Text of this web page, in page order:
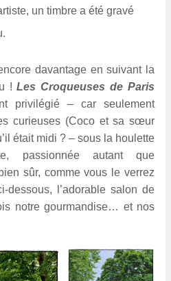
un timbre a été gravé
davantage en suivant la
!Les Croqueuses de Paris
privilégié – car seulement
curieuses (Coco et sa sœur
était midi ? – sous la houlette
passionnée autant que
sûr, comme vous le verrez
dessous, l’adorable salon de
notre gourmandise… et nos